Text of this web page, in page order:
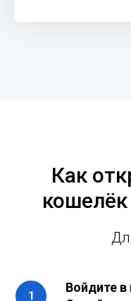
Как
Войдите в